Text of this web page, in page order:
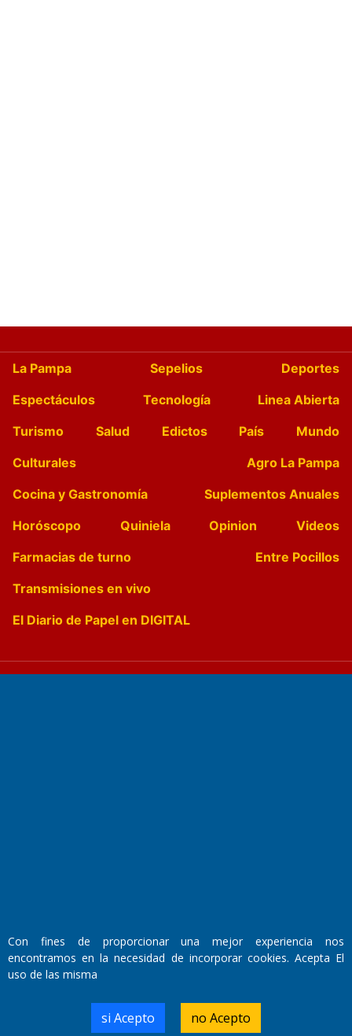
La Pampa Sepelios
Deportes
Espectáculos
Tecnología
Linea Abierta
Turismo
Salud Edictos País
Mundo
Culturales
Agro La Pampa
Cocina y Gastronomía
Suplementos Anuales
Horóscopo
Quiniela Opinion
Videos
Farmacias de turno
Entre Pocillos
Transmisiones en vivo
El Diario de Papel en DIGITAL
Santa Rosa, La Pampa.
Número de Registro DNDA:
RL-2019-55551274-APN-DNDA#MJ
Con fines de proporcionar una mejor experiencia nos
encontramos en la necesidad de incorporar cookies. Acepta El
uso de las misma
si Acepto no Acepto